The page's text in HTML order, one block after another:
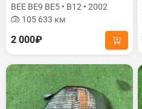
BEE BE9 BE5 • B12 • 2002
105 633 км
2 000₽